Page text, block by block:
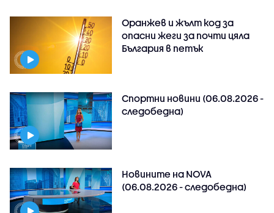
Оранжев и жълт код за
опасни жеги за почти цяла
България в петък
Спортни новини (06.08.2026 -
следобедна)
Новините на NOVA
(06.08.2026 - следобедна)